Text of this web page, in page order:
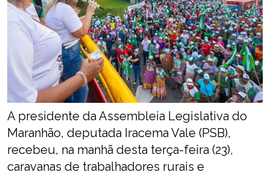
A presidente da Assembleia Legislativa do
Maranhão, deputada Iracema Vale (PSB),
recebeu, na manhã desta terça-feira (23),
caravanas de trabalhadores rurais e